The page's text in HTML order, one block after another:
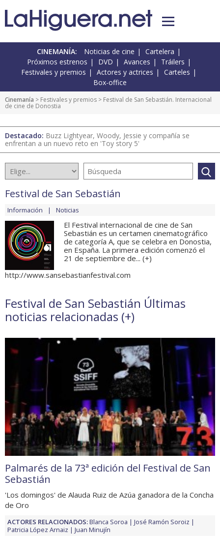
CINEMANÍA: Noticias de cine
Cartelera
Próximos estrenos
DVD Avances
Tráilers
Festivales y premios
Actores y actrices
Carteles
Box-office
Cinemanía > Festivales y premios > Festival de San Sebastián. Internacional
de cine de Donostia
Destacado: Buzz Lightyear, Woody, Jessie y compañía se
enfrentan a un nuevo reto en 'Toy story 5'
Festival de San Sebastián
Información Noticias
El Festival internacional de cine de San
Sebastián es un certamen cinematográfico
de categoría A, que se celebra en Donostia,
en España. La primera edición comenzó el
21 de septiembre de... (+)
http://www.sansebastianfestival.com
Festival de San Sebastián Últimas
noticias relacionadas (+)
Palmarés de la 73ª edición del Festival de San
Sebastián
'Los domingos' de Alauda Ruiz de Azúa ganadora de la Concha
de Oro
ACTORES RELACIONADOS:Blanca Soroa
José Ramón Soroiz
Patricia López Arnaiz
Juan Minujín